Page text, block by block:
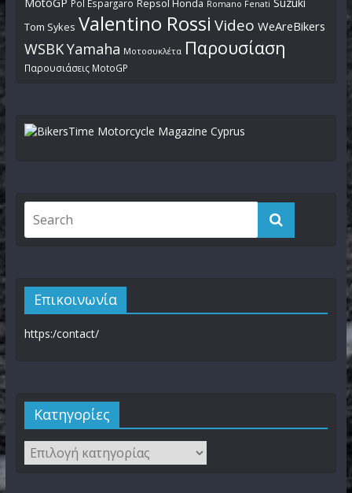
MotoGP MotoGP 2018 Movistar Yamaha
New
Model 2017New Model 2018
Off-season
MotoGP Pol Espargaro Repsol Honda Romano Fenati Suzuki
Valentino Rossi
Kατηγορίες